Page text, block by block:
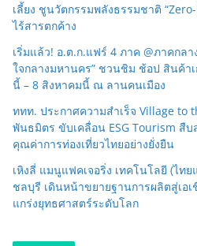
เลี้ยง ชูนวัตกรรมพลังธรรมชาติ
ไร้สารตกค้าง
เริ่มแล้ว! อ.ต.ก.แฟร์ 4 ภาค @ภาคกล
ใจกลางมหานคร” ชวนชิม ช้อป สินค้า
นี้ – 8 สิงหาคมนี้ ณ ลานคนเมือง
ททท. ประกาศความสำเร็จ Village to
พันธมิตร ขับเคลื่อน ESG Tourism สื
คุณค่าการท่องเที่ยวไทยอย่างยั่งยืน
เหิงลี่ แมนูแฟคเจอริ่ง เทคโนโลยี (ไท
ชลบุรี เดินหน้าขยายฐานการผลิตสู่เอเ
แกร่งยุทธศาสตร์ระดับโลก